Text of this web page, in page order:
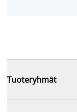
Tuoteryhmät